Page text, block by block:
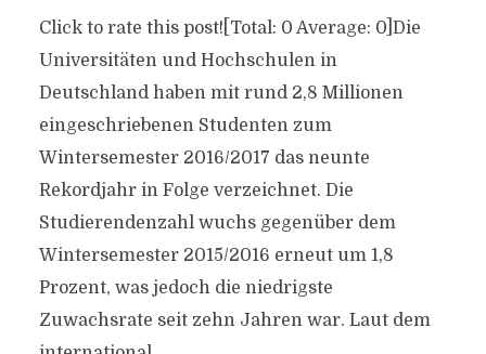
Click to rate this post![Total: 0 Average: 0]Die
Universitäten und Hochschulen in
Deutschland haben mit rund 2,8 Millionen
eingeschriebenen Studenten zum
Wintersemester 2016/2017 das neunte
Rekordjahr in Folge verzeichnet. Die
Studierendenzahl wuchs gegenüber dem
Wintersemester 2015/2016 erneut um 1,8
Prozent, was jedoch die niedrigste
Zuwachsrate seit zehn Jahren war. Laut dem